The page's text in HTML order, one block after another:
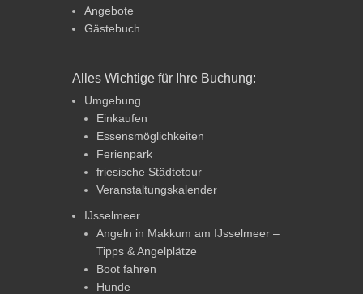
Angebote
Gästebuch
Alles Wichtige für Ihre Buchung:
Umgebung
Einkaufen
Essensmöglichkeiten
Ferienpark
friesische Städtetour
Veranstaltungskalender
IJsselmeer
Angeln in Makkum am IJsselmeer –
Tipps & Angelplätze
Boot fahren
Hunde